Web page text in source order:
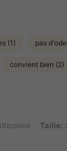
(1) pas
convient bien (2)
Taille: S Taille: